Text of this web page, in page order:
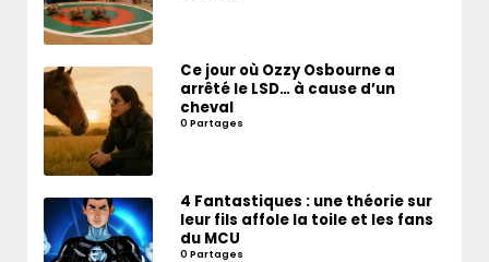
Ce jour où Ozzy Osbourne a
arrêté le LSD… à cause d’un
cheval
0 Partages
4 Fantastiques : une théorie sur
leur fils affole la toile et les fans
du MCU
0 Partages